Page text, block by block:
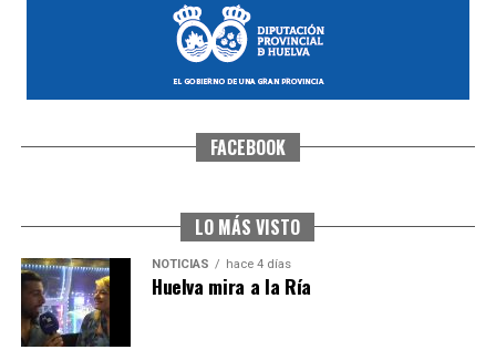
SEXTA CORRIDA DE LAS FIESTAS COLOMBINAS
FACEBOOK
LO MÁS VISTO
NOTICIAS hace 4 días
Huelva mira a la Ría